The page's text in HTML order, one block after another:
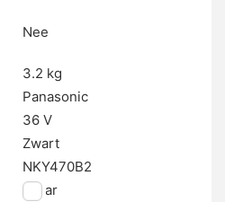
Nee
3.2 kg
Panasonic
36 V
Zwart
NKY470B2
2 jaar